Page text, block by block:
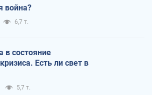
война?
6,7 т.
в состояние
Есть ли свет в
5,7 т.